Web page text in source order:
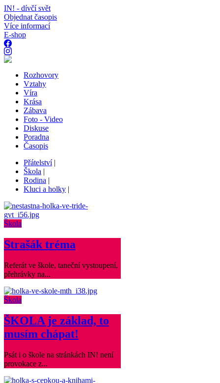
IN! - dívčí svět
Objednat časopis
Více informací
E-shop
Rozhovory
Vztahy
Víra
Krása
Zábava
Foto - Video
Diskuse
Poradna
Časopis
Přátelství|
Škola |
Rodina |
Kluci a holky |
Škola
Strašák tréma
Referát ve škole, taneční vystoupení,
přehrávky na...
Škola
ŠKOLA je základ, to
musím chápat!
Psát i o škole na stránkách IN! není
provokace z...